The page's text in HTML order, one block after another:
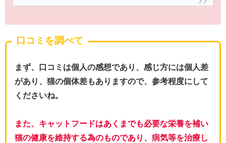
口コミを調べて
まず、口コミは個人の感想であり、感じ方には個人差
があり、猫の個体差もありますので、参考程度にして
くださいね。
また、キャットフードはあくまでも必要な栄養を補い
猫の健康を維持する為のものであり、病気等を治療し